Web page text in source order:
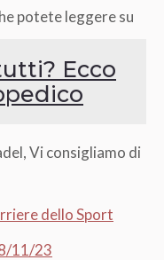
potete leggere su
Ecco
Vi consigliamo di
dello Sport
11/23